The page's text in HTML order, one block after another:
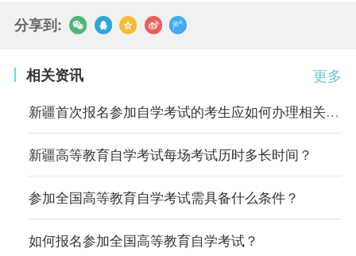
分享到:
更多
相关资讯
新疆首次报名参加自学考试的考生应如何办理相关手续？
新疆高等教育自学考试每场考试历时多长时间？
参加全国高等教育自学考试需具备什么条件？
如何报名参加全国高等教育自学考试？